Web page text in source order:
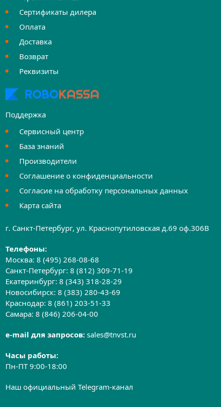
Сертификаты дилера
Оплата
Доставка
Возврат
Реквизиты
Поддержка
Сервисный центр
База знаний
Производители
Соглашение о конфиденциальности
Согласие на обработку персональных данных
Карта сайта
г. Санкт-Петербург, ул. Краснопутиловская д.69 оф.306B
Телефоны:
Москва:8 (495) 268-08-68
Санкт-Петербург:8 (812) 309-71-19
Екатеринбург:8 (343) 318-28-29
Новосибирск:8 (383) 280-43-69
Краснодар:8 (861) 203-51-33
Самара:8 (846) 206-04-00
e-mail для запросов:sales@tnvst.ru
Часы работы:
Пн-ПТ 9:00-18:00
Наш официальный Telegram-канал